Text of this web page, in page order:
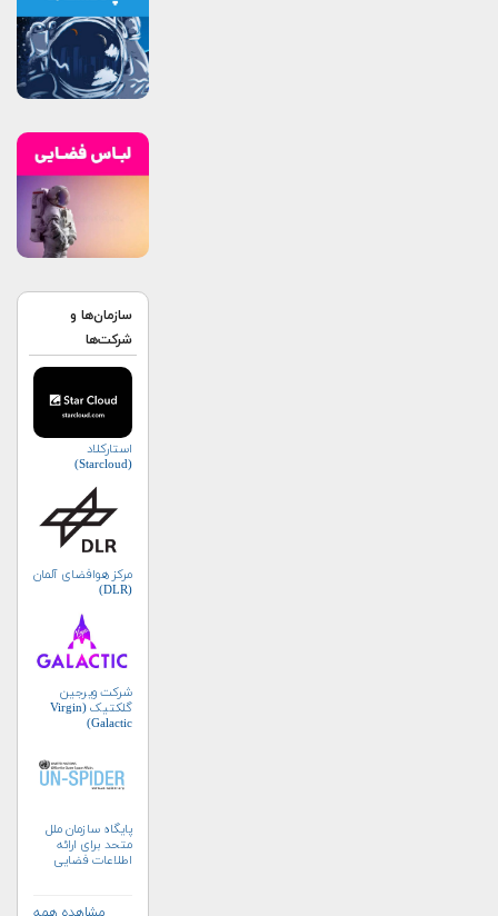
سازمان‌ها و
شرکت‌ها
استارکلاد
(Starcloud)
مرکز هوافضای آلمان
(DLR)
شرکت ویرجین
گلکتیک (Virgin
Galactic)
پایگاه سازمان ملل
متحد برای ارائه
اطلاعات فضایی
اضطراری (UN-
مشاهده همه